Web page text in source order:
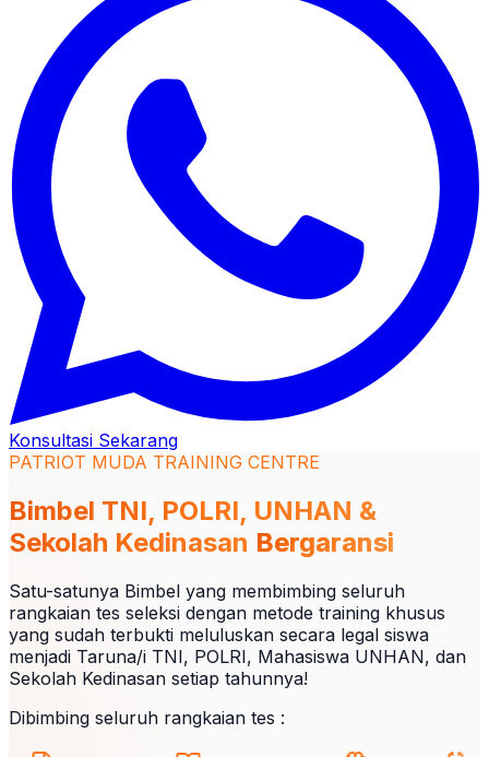
Konsultasi Sekarang
PATRIOT MUDA TRAINING CENTRE
Bimbel TNI, POLRI, UNHAN &
Sekolah Kedinasan Bergaransi
Satu-satunya Bimbel yang membimbing seluruh
rangkaian tes seleksi dengan metode training khusus
yang sudah terbukti meluluskan secara legal siswa
menjadi Taruna/i TNI, POLRI, Mahasiswa UNHAN, dan
Sekolah Kedinasan setiap tahunnya!
Dibimbing seluruh rangkaian tes :